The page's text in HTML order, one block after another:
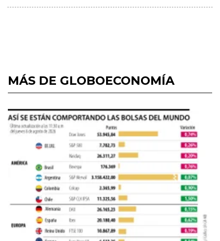
MÁS DE GLOBOECONOMÍA